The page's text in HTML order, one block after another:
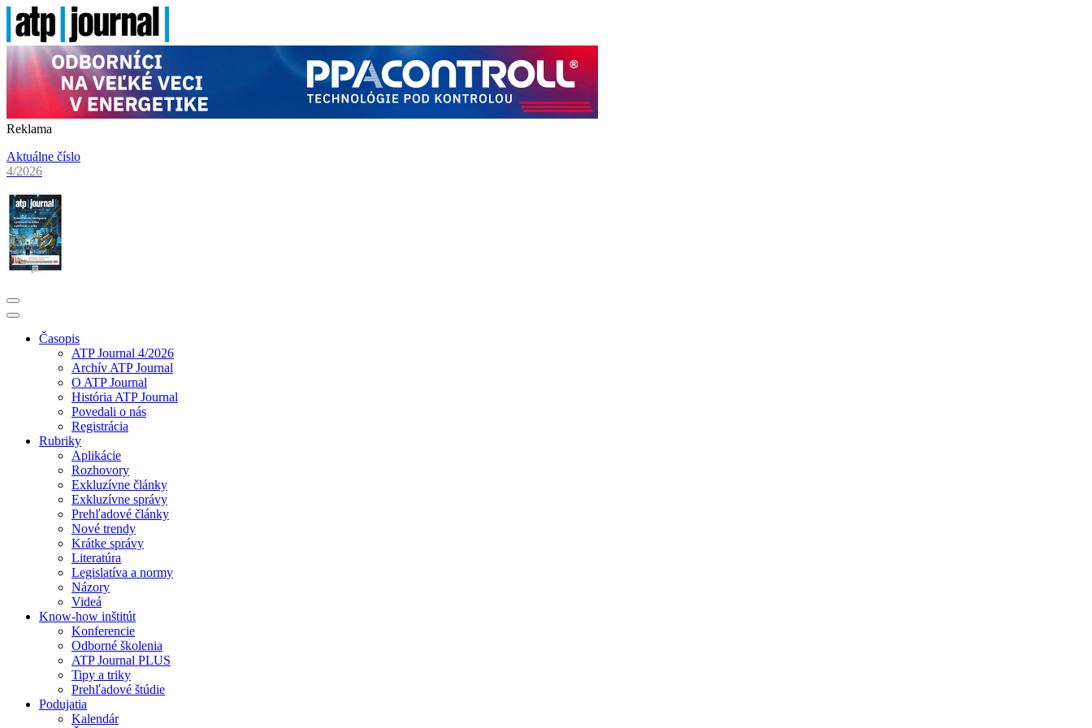
Reklama
Aktuálne číslo
4/2026
Časopis
ATP Journal 4/2026
Archív ATP Journal
O ATP Journal
História ATP Journal
Povedali o nás
Registrácia
Rubriky
Aplikácie
Rozhovory
Exkluzívne články
Exkluzívne správy
Prehľadové články
Nové trendy
Krátke správy
Literatúra
Legislatíva a normy
Názory
Videá
Know-how inštitút
Konferencie
Odborné školenia
ATP Journal PLUS
Tipy a triky
Prehľadové štúdie
Podujatia
Kalendár